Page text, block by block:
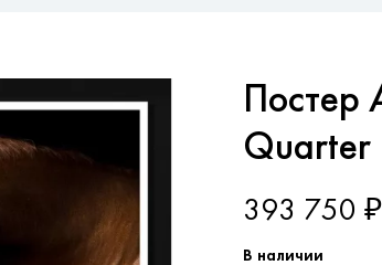
Постер
Quarter
393 750 ₽
В наличии